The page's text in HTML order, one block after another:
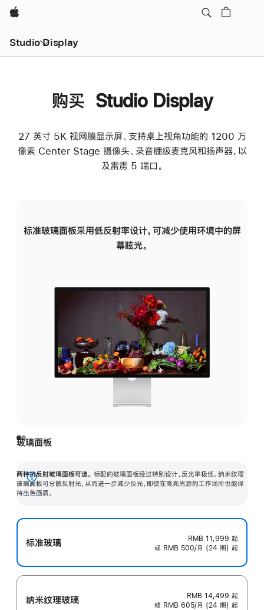
Apple
Studio Display
购买 Studio Display
27 英寸 5K 视网膜显示屏、支持桌上视角功能的 1200 万
像素 Center Stage 摄像头、录音棚级麦克风和扬声器，以
及雷雳 5 端口。
标准玻璃面板采用低反射率设计，可减少使用环境中的屏
幕眩光。
玻璃面板
两种抗反射玻璃面板可选。 标配的玻璃面板经过特别设计，反光率极低。纳米纹理
玻璃面板可分散反射光，从而进一步减少反光，即使在高亮光源的工作场所也能保
持出色画质。
展
开
标准玻璃 RMB 11,999 起
或 RMB 500/月 (24 期) 起
纳米纹理玻璃 RMB 14,499 起
或 RMB 605/月 (24 期) 起